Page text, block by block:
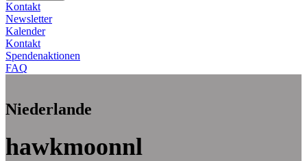
Kontakt
Newsletter
Kalender
Kontakt
Spendenaktionen
FAQ
Niederlande
hawkmoonnl